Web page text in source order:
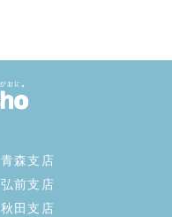
青森支店
弘前支店
秋田支店